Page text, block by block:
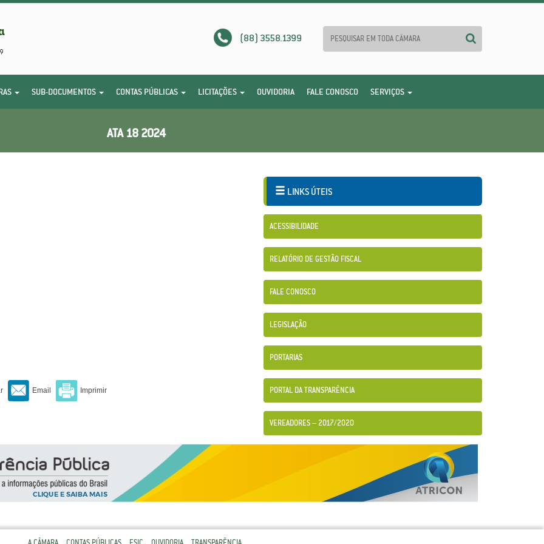
(88) 3558.1399
SUB-DOCUMENTOS CONTAS PÚBLICAS LICITAÇÕES OUVIDORIA FALE CONOSCO SERVIÇOS
ATA 18 2024
LINKS ÚTEIS
ACESSIBILIDADE
RELATÓRIO DE GESTÃO FISCAL
FALE CONOSCO
LEGISLAÇÃO
PORTARIAS
PORTAL DA TRANSPARÊNCIA
VEREADORES – 2017/2020